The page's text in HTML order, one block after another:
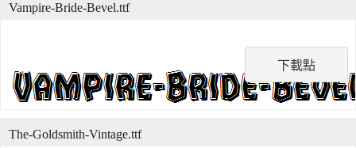
下載點
Vampire-Bride-Bevel.ttf
The-Goldsmith-Vintage.ttf